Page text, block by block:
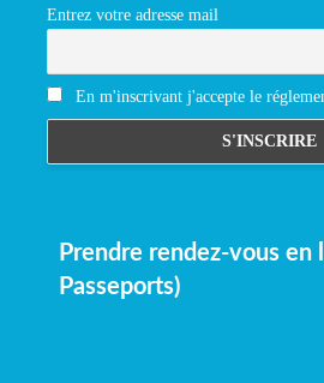
Entrez votre adresse mail
En m'inscrivant j'accepte le
Prendre rendez-vous en
Passeports)